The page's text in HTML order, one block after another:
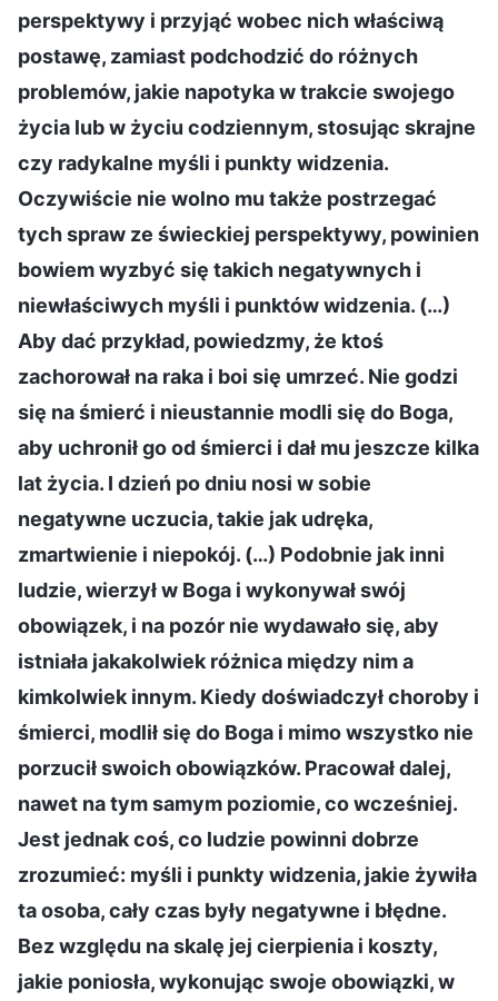
perspektywy i przyjąć wobec nich właściwą
postawę, zamiast podchodzić do różnych
problemów, jakie napotyka w trakcie swojego
życia lub w życiu codziennym, stosując skrajne
czy radykalne myśli i punkty widzenia.
Oczywiście nie wolno mu także postrzegać
tych spraw ze świeckiej perspektywy, powinien
bowiem wyzbyć się takich negatywnych i
niewłaściwych myśli i punktów widzenia. (…)
Aby dać przykład, powiedzmy, że ktoś
zachorował na raka i boi się umrzeć. Nie godzi
się na śmierć i nieustannie modli się do Boga,
aby uchronił go od śmierci i dał mu jeszcze kilka
lat życia. I dzień po dniu nosi w sobie
negatywne uczucia, takie jak udręka,
zmartwienie i niepokój. (…) Podobnie jak inni
ludzie, wierzył w Boga i wykonywał swój
obowiązek, i na pozór nie wydawało się, aby
istniała jakakolwiek różnica między nim a
kimkolwiek innym. Kiedy doświadczył choroby i
śmierci, modlił się do Boga i mimo wszystko nie
porzucił swoich obowiązków. Pracował dalej,
nawet na tym samym poziomie, co wcześniej.
Jest jednak coś, co ludzie powinni dobrze
zrozumieć: myśli i punkty widzenia, jakie żywiła
ta osoba, cały czas były negatywne i błędne.
Bez względu na skalę jej cierpienia i koszty,
jakie poniosła, wykonując swoje obowiązki, w